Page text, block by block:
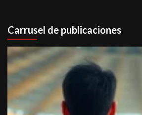
Carrusel de publicaciones